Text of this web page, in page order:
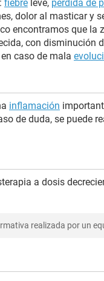
fiebre leve, pérdida de
dolor al masticar y
encontramos que la
con disminución
caso de mala
inflamación
de duda, se puede
a dosis
realizada por un